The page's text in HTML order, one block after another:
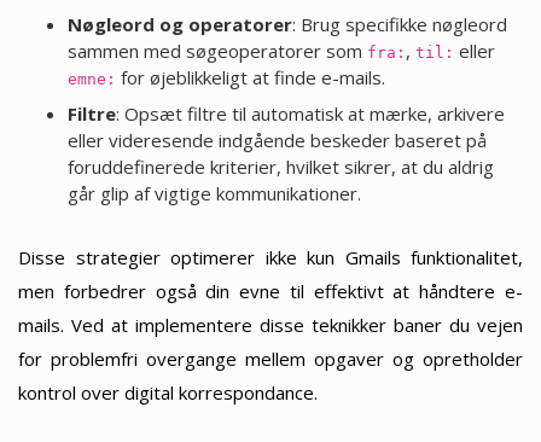
Nøgleord og operatorer: Brug specifikke nøgleord
sammen med søgeoperatorer som fra: , til: eller
emne: for øjeblikkeligt at finde e-mails.
Filtre: Opsæt filtre til automatisk at mærke, arkivere
eller videresende indgående beskeder baseret på
foruddefinerede kriterier, hvilket sikrer, at du aldrig
går glip af vigtige kommunikationer.
Disse strategier optimerer ikke kun Gmails funktionalitet,
men forbedrer også din evne til effektivt at håndtere e-
mails. Ved at implementere disse teknikker baner du vejen
for problemfri overgange mellem opgaver og opretholder
kontrol over digital korrespondance.